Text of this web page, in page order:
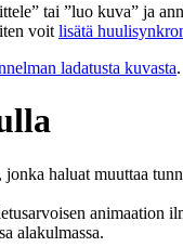
tai ”luo kuva” ja
voit lisätä
ladatusta kuvasta.
haluat muuttaa
animaation
alakulmassa.